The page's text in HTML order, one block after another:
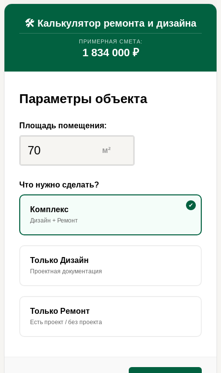
🛠 Калькулятор ремонта и дизайна
ПРИМЕРНАЯ СМЕТА:
1 834 000 ₽
Параметры объекта
Площадь помещения:
м²
Что нужно сделать?
Комплекс
Дизайн + Ремонт
Только Дизайн
Проектная документация
Только Ремонт
Есть проект / без проекта